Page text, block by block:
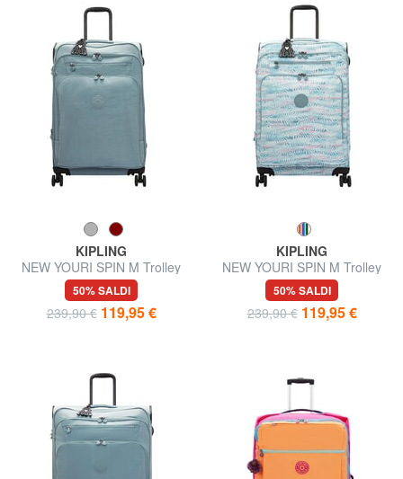
KIPLING
NEW YOURI SPIN M Trolley
misura media
50% SALDI
239,90 € 119,95 €
KIPLING
NEW YOURI SPIN M Trolley
medio espandibile
50% SALDI
239,90 € 119,95 €